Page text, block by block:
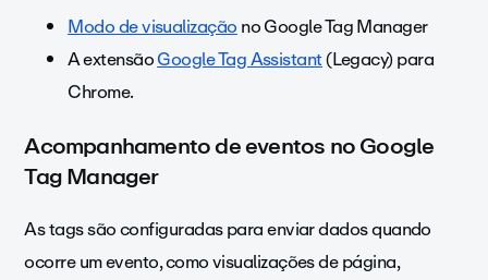
Modo de visualizaçãono Google Tag Manager
A extensãoGoogle Tag Assistant(Legacy) para
Chrome.
Acompanhamento de eventos no Google
Tag Manager
As tags são configuradas para enviar dados quando
ocorre um evento, como visualizações de página,